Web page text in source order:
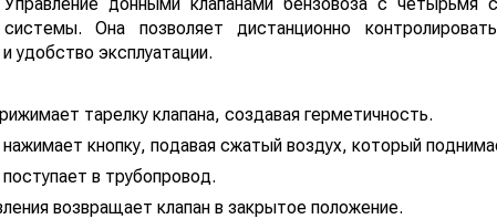
системы. Она позволяет дистанционно
удобство эксплуатации.
тарелку клапана, создавая герметичность.
кнопку, подавая сжатый воздух, который
в трубопровод.
возвращает клапан в закрытое положение.